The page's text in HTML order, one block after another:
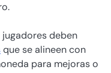
jugadores deben
que se alineen con
para mejoras o